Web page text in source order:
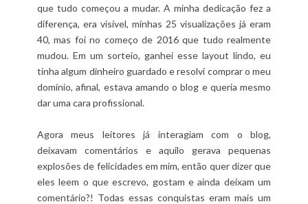
que tudo começou a mudar. A minha dedicação fez a
diferença, era visível, minhas 25 visualizações já eram
40, mas foi no começo de 2016 que tudo realmente
mudou. Em um sorteio, ganhei esse layout lindo, eu
tinha algum dinheiro guardado e resolvi comprar o meu
domínio, afinal, estava amando o blog e queria mesmo
dar uma cara profissional.
Agora meus leitores já interagiam com o blog,
deixavam comentários e aquilo gerava pequenas
explosões de felicidades em mim, então quer dizer que
eles leem o que escrevo, gostam e ainda deixam um
comentário?! Todas essas conquistas eram mais um